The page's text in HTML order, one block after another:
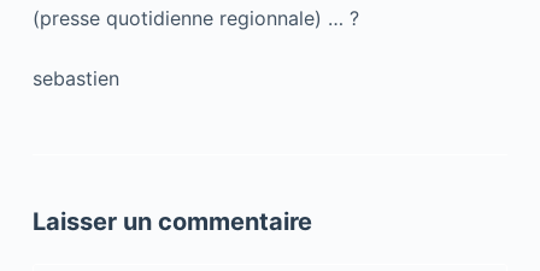
(presse quotidienne regionnale) … ?
sebastien
Laisser un commentaire